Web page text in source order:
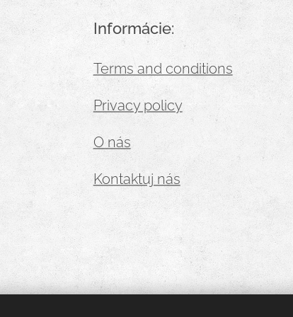
Informácie:
Terms and conditions
Privacy policy
O nás
Kontaktuj nás